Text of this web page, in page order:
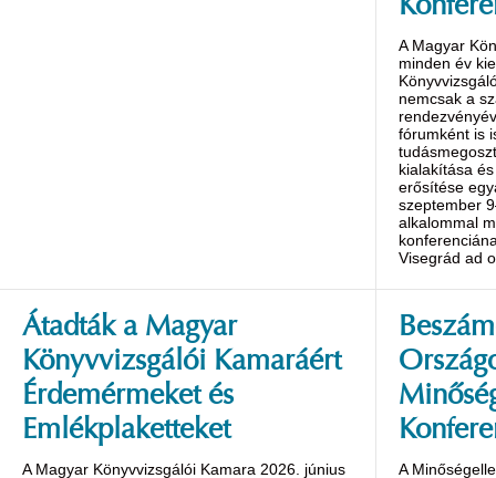
A Magyar
minden év
nemcsak a
fórumként is
kialakítása
erősítése
szeptember
alkalommal
Visegrád ad
Átadták a Magyar
Könyvvizsgálói Kamaráért
Érdemérmeket és
Emlékplaketteket
A Magyar Könyvvizsgálói Kamara 2026. június
A